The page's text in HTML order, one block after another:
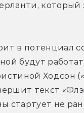
в потенциал
будут
Ходсон
текст
стартует не